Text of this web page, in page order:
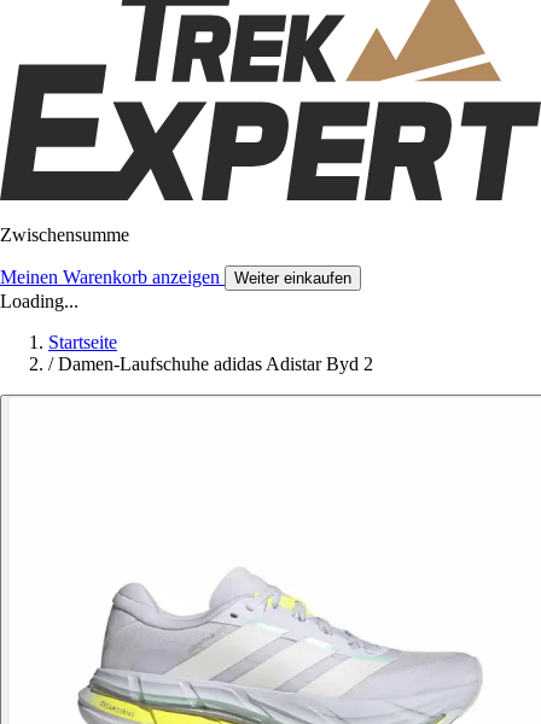
Zwischensumme
Meinen Warenkorb anzeigen Weiter einkaufen
Loading...
Startseite
/ Damen-Laufschuhe adidas Adistar Byd 2